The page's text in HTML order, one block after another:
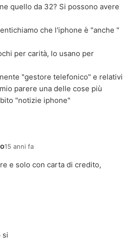
quello da 32? Si possono avere
che l'iphone è "anche "
per carità, lo usano per
"gestore telefonico" e relativi
parere una delle cose più
"notizie iphone"
15 anni fa
e solo con carta di credito,
si